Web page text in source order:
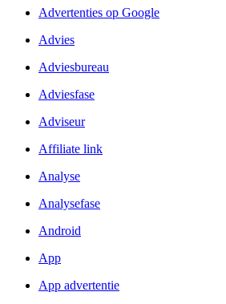
Advertenties op Google
Advies
Adviesbureau
Adviesfase
Adviseur
Affiliate link
Analyse
Analysefase
Android
App
App advertentie